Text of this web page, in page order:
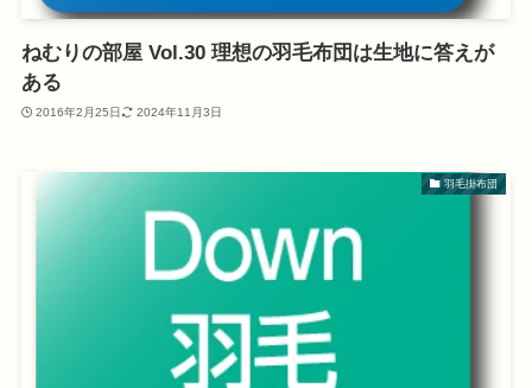
ねむりの部屋 Vol.30 理想の羽毛布団は生地に答えが
ある
2016年2月25日 2024年11月3日
羽毛掛布団